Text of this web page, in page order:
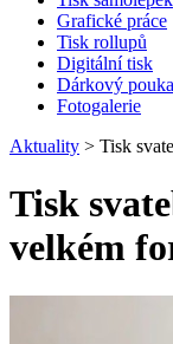
Grafické práce
Tisk rollupů
Digitální tisk
Dárkový
Fotogalerie
Aktuality > Tisk
Tisk
velkém